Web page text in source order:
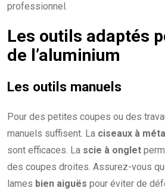
professionnel.
Les outils adaptés
de l’aluminium
Les outils manuels
Pour des petites coupes ou des
manuels suffisent. La ciseaux à
sont efficaces. La scie à onglet
des coupes droites. Assurez-vous
lames bien aiguës pour éviter de